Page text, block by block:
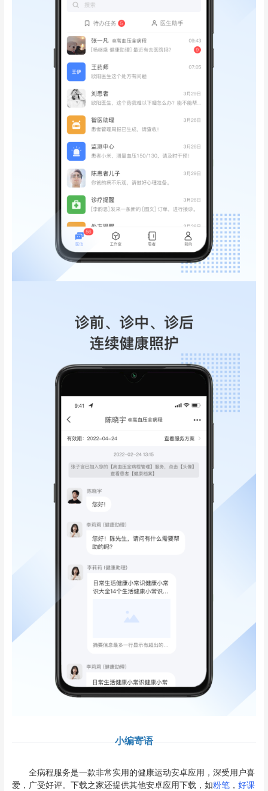
小编寄语
全病程服务是一款非常实用的健康运动安卓应用，深受用户喜
爱，广受好评。下载之家还提供其他安卓应用下载，如粉笔， 好课